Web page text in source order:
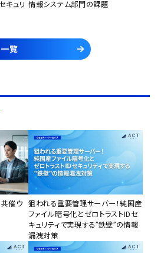
キュリ 情報システム部門の課題
覧
共催ウ
狙われる重要管理サーバー！純国産
ファイル暗号化とゼロトラストIDセ
キュリティで実現する”鉄壁”の情報
漏洩対策